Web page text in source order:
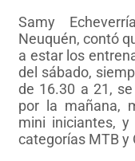
Samy
Neuquén, contó
a estar los
del sábado,
de 16.30 a 21,
por la mañana,
mini iniciantes,
categorías MTB y